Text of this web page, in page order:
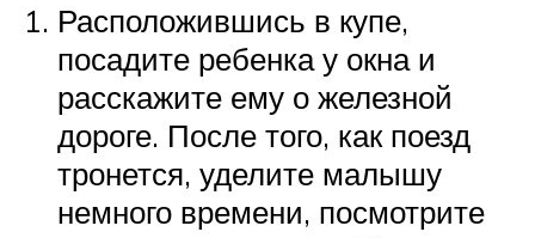
Расположившись в купе,
посадите ребенка у окна и
расскажите ему о железной
дороге. После того, как поезд
тронется, уделите малышу
немного времени, посмотрите